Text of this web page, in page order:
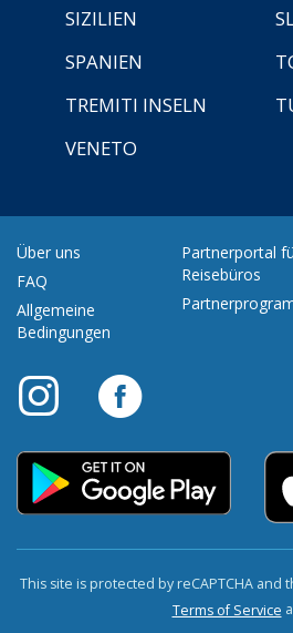
SIZILIEN
SPANIEN
TREMITI INSELN
VENETO
Über uns
FAQ
Allgemeine
Bedingungen
Partnerportal
Reisebüros
This site is protected by reCAPTCHA and
Terms of Service